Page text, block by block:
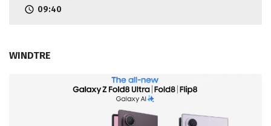
09:40
WINDTRE